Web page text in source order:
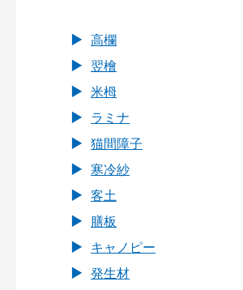
高欄
翌檜
米栂
ラミナ
猫間障子
寒冷紗
客土
膳板
キャノピー
発生材